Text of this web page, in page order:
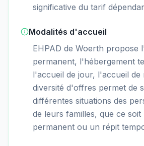
significative du tarif
Modalités d'accueil
EHPAD de Woerth propose
permanent, l'hébergement
l'accueil de jour, l'accueil de
diversité d'offres permet de
différentes situations des
de leurs familles, que ce
permanent ou un répit